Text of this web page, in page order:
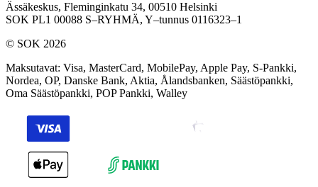
Ässäkeskus, Fleminginkatu 34, 00510 Helsinki
SOK PL1 00088 S–RYHMÄ, Y–tunnus 0116323–1
© SOK 2026
Maksutavat: Visa, MasterCard, MobilePay, Apple Pay, S-Pankki,
Nordea, OP, Danske Bank, Aktia, Ålandsbanken, Säästöpankki,
Oma Säästöpankki, POP Pankki, Walley